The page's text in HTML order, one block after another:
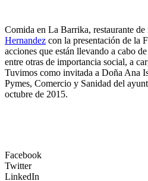
Comida en La Barrika, restaurante de
Hernandez con la presentación de la
acciones que están llevando a cabo
entre otras de importancia social, a
Tuvimos como invitada a Doña Ana
Pymes, Comercio y Sanidad del
octubre de 2015.
Facebook
Twitter
LinkedIn